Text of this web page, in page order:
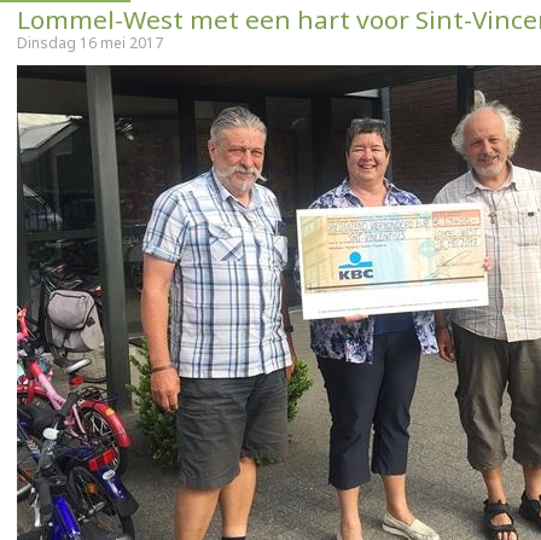
Lommel-West met een hart voor Sint-
Dinsdag 16 mei 2017